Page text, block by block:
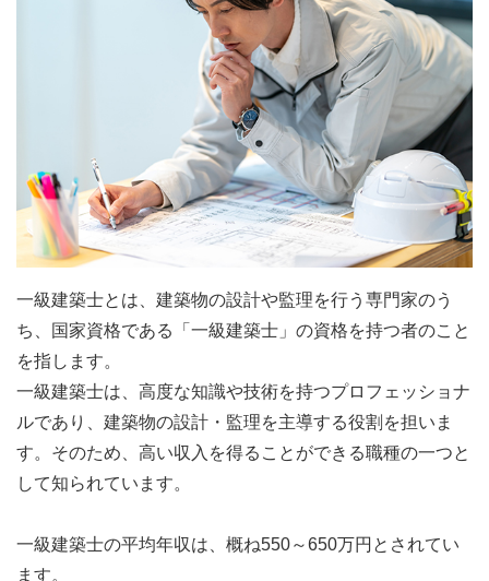
一級建築士とは、建築物の設計や監理を行う専門家のう
ち、国家資格である「一級建築士」の資格を持つ者のこと
を指します。
一級建築士は、高度な知識や技術を持つプロフェッショナ
ルであり、建築物の設計・監理を主導する役割を担いま
す。そのため、高い収入を得ることができる職種の一つと
して知られています。
一級建築士の平均年収は、概ね550～650万円とされてい
ます。